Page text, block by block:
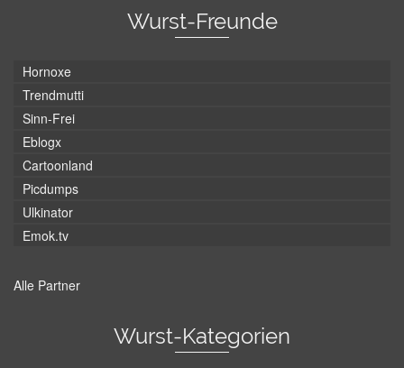
Wurst-Freunde
Hornoxe
Trendmutti
Sinn-Frei
Eblogx
Cartoonland
Picdumps
Ulkinator
Emok.tv
Alle Partner
Wurst-Kategorien